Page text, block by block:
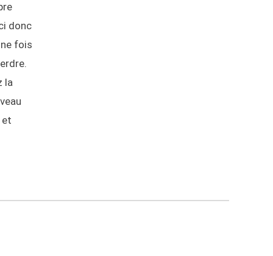
donc
fois
la
et